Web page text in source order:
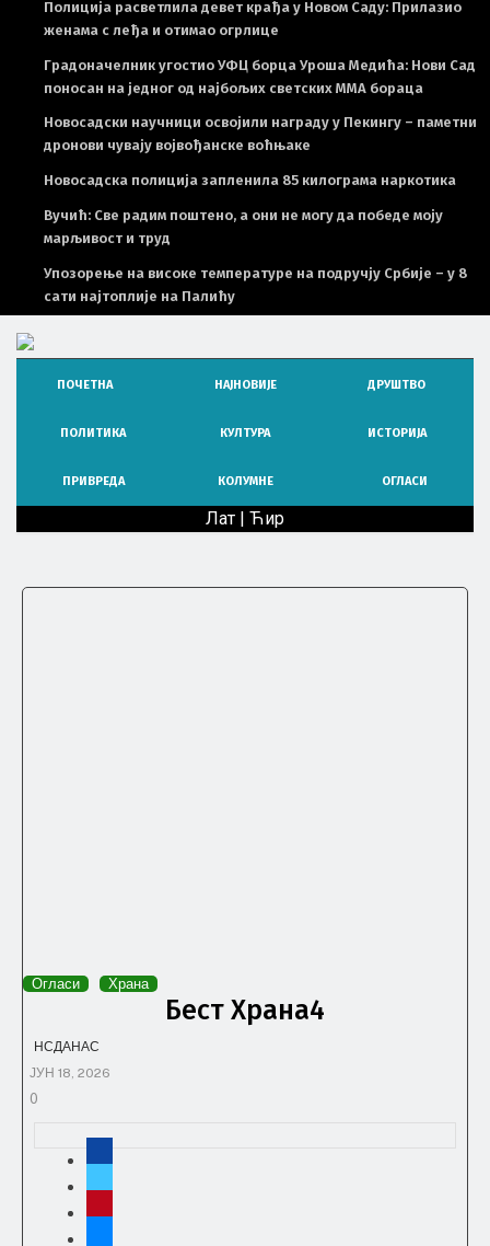
Полиција расветлила девет крађа у Новом Саду: Прилазио
женама с леђа и отимао огрлице
Градоначелник угостио УФЦ борца Уроша Медића: Нови Сад
поносан на једног од најбољих светских ММА бораца
Новосадски научници освојили награду у Пекингу – паметни
дронови чувају војвођанске воћњаке
Новосадска полиција запленила 85 килограма наркотика
Вучић: Све радим поштено, а они не могу да победе моју
марљивост и труд
Упозорење на високе температуре на подручју Србије – у 8
сати најтоплије на Палићу
НЕ
НЕWС ЕЛЕМЕНТОР
ПОЧЕТНА НАЈНОВИЈЕ ДРУШТВО
ПОЛИТИКА КУЛТУРА ИСТОРИЈА
ПРИВРЕДА КОЛУМНЕ ОГЛАСИ
Лат Ћир
Огласи Храна
Бест Храна4
НСДАНАС
ЈУН 18, 2026
0